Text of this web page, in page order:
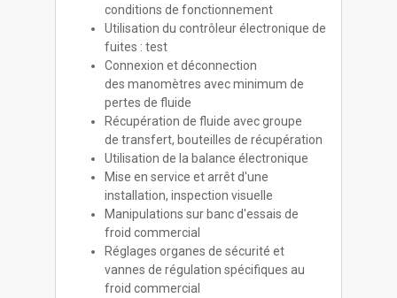
conditions de fonctionnement
Utilisation du contrôleur électronique de
fuites : test
Connexion et déconnection
des manomètres avec minimum de
pertes de fluide
Récupération de fluide avec groupe
de transfert, bouteilles de récupération
Utilisation de la balance électronique
Mise en service et arrêt d'une
installation, inspection visuelle
Manipulations sur banc d'essais de
froid commercial
Réglages organes de sécurité et
vannes de régulation spécifiques au
froid commercial